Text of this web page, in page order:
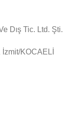
Dış Tic. Ltd. Şti.
KOCAELİ